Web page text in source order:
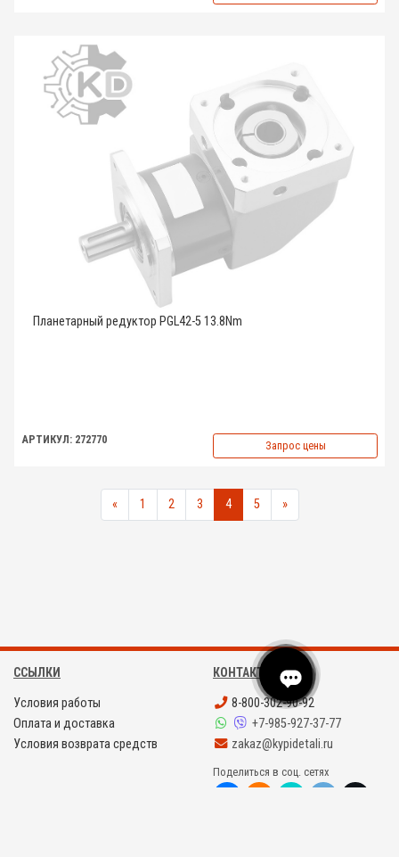
Планетарный редуктор PGL42-5 13.8Nm
АРТИКУЛ: 272770 Запрос цены
« 1 2 3 4 5 »
ССЫЛКИ
Условия работы
Оплата и доставка
Условия возврата средств
КОНТАКТЫ
8-800-302-90-92
+7-985-927-37-77
zakaz@kypidetali.ru
Поделиться в соц. сетях